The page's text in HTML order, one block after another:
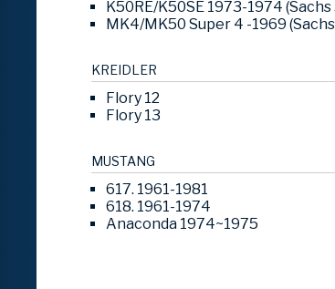
K50RE/K50SE 1973-1974 (Sachs
MK4/MK50 Super 4 -1969
KREIDLER
Flory 12
Flory 13
MUSTANG
617. 1961-1981
618. 1961-1974
Anaconda 1974~1975